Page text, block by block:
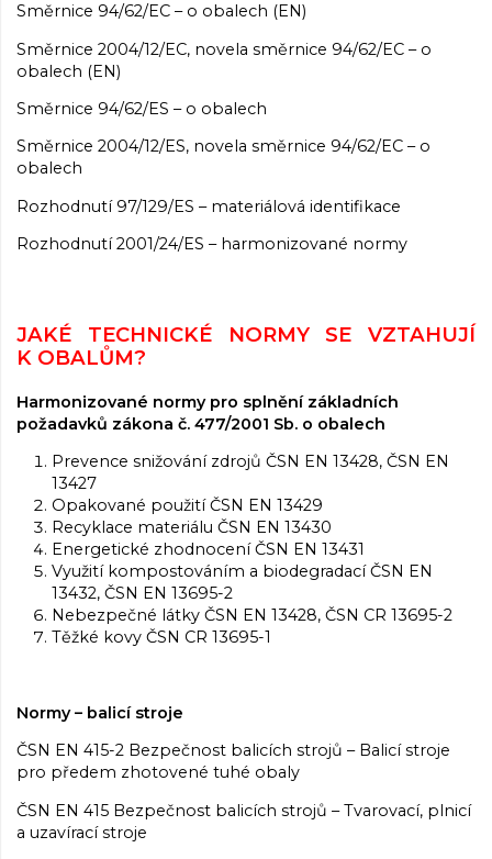
Směrnice 94/62/EC – o obalech (EN)
Směrnice 2004/12/EC, novela směrnice 94/62/EC – o
obalech (EN)
Směrnice 94/62/ES – o obalech
Směrnice 2004/12/ES, novela směrnice 94/62/EC – o
obalech
Rozhodnutí 97/129/ES – materiálová identifikace
Rozhodnutí 2001/24/ES – harmonizované normy
JAKÉ TECHNICKÉ NORMY SE VZTAHUJÍ
K OBALŮM?
Harmonizované normy pro splnění základních
požadavků zákona č. 477/2001 Sb. o obalech
Prevence snižování zdrojů ČSN EN 13428, ČSN EN
13427
Opakované použití ČSN EN 13429
Recyklace materiálu ČSN EN 13430
Energetické zhodnocení ČSN EN 13431
Využití kompostováním a biodegradací ČSN EN
13432, ČSN EN 13695-2
Nebezpečné látky ČSN EN 13428, ČSN CR 13695-2
Těžké kovy ČSN CR 13695-1
Normy – balicí stroje
ČSN EN 415-2 Bezpečnost balicích strojů – Balicí stroje
pro předem zhotovené tuhé obaly
ČSN EN 415 Bezpečnost balicích strojů – Tvarovací, plnicí
a uzavírací stroje